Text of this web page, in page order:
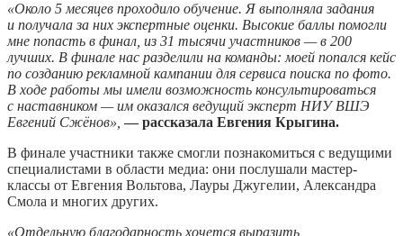
«Около 5 месяцев проходило обучение. Я выполняла задания
и получала за них экспертные оценки. Высокие баллы помогли
мне попасть в финал, из 31 тысячи участников — в 200
лучших. В финале нас разделили на команды: моей попался кейс
по созданию рекламной кампании для сервиса поиска по фото.
В ходе работы мы имели возможность консультироваться
с наставником — им оказался ведущий эксперт НИУ ВШЭ
Евгений Сжёнов», — рассказала Евгения Крыгина.
В финале участники также смогли познакомиться с ведущими
специалистами в области медиа: они послушали мастер-
классы от Евгения Вольтова, Лауры Джугелии, Александра
Смола и многих других.
«Отдельную благодарность хочется выразить